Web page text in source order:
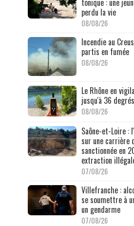
tonique : une
perdu la vie
08/08/26
Incendie au
partis en fumée
08/08/26
Le Rhône en
jusqu'à 36
08/08/26
Saône-et-Loire
sur une carrière
sanctionnée en
extraction
07/08/26
Villefranche :
se soumettre à
un gendarme
07/08/26